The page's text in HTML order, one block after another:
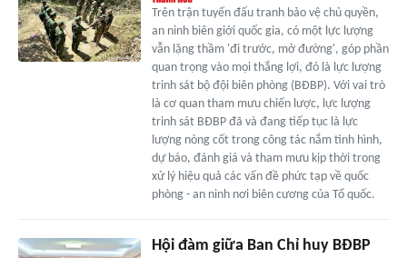
Trên trận tuyến đấu tranh bảo vệ chủ quyền,
an ninh biên giới quốc gia, có một lực lượng
vẫn lặng thầm 'đi trước, mở đường', góp phần
quan trọng vào mọi thắng lợi, đó là lực lượng
trinh sát bộ đội biên phòng (BĐBP). Với vai trò
là cơ quan tham mưu chiến lược, lực lượng
trinh sát BĐBP đã và đang tiếp tục là lực
lượng nòng cốt trong công tác nắm tình hình,
dự báo, đánh giá và tham mưu kịp thời trong
xử lý hiệu quả các vấn đề phức tạp về quốc
phòng - an ninh nơi biên cương của Tổ quốc.
Hội đàm giữa Ban Chỉ huy BĐBP